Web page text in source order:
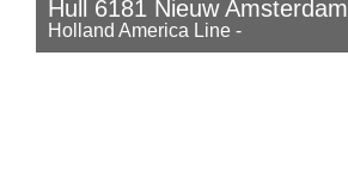
Hull 6181 Nieuw Amsterdam
Holland America Line -